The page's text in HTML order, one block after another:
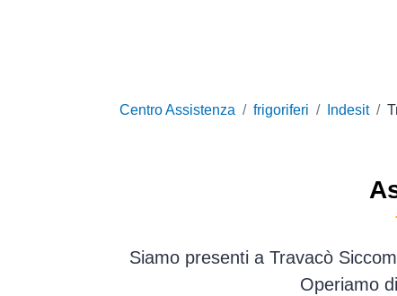
Centro Assistenza frigoriferi Indesit
Siamo presenti a Travacò
Operiamo